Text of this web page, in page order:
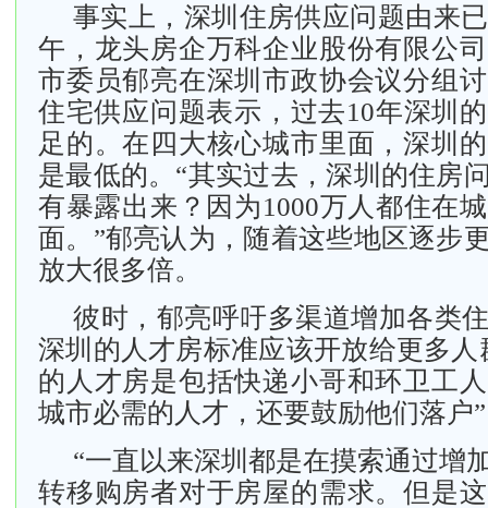
事实上，深圳住房供应问题由来
午，龙头房企万科企业股份有限公
市委员郁亮在深圳市政协会议分组
住宅供应问题表示，过去10年深圳
足的。在四大核心城市里面，深圳
是最低的。“其实过去，深圳的住房
有暴露出来？因为1000万人都住在
面。”郁亮认为，随着这些地区逐步
放大很多倍。
彼时，郁亮呼吁多渠道增加各类
深圳的人才房标准应该开放给更多人
的人才房是包括快递小哥和环卫工
城市必需的人才，还要鼓励他们落户
“一直以来深圳都是在摸索通过增
转移购房者对于房屋的需求。但是